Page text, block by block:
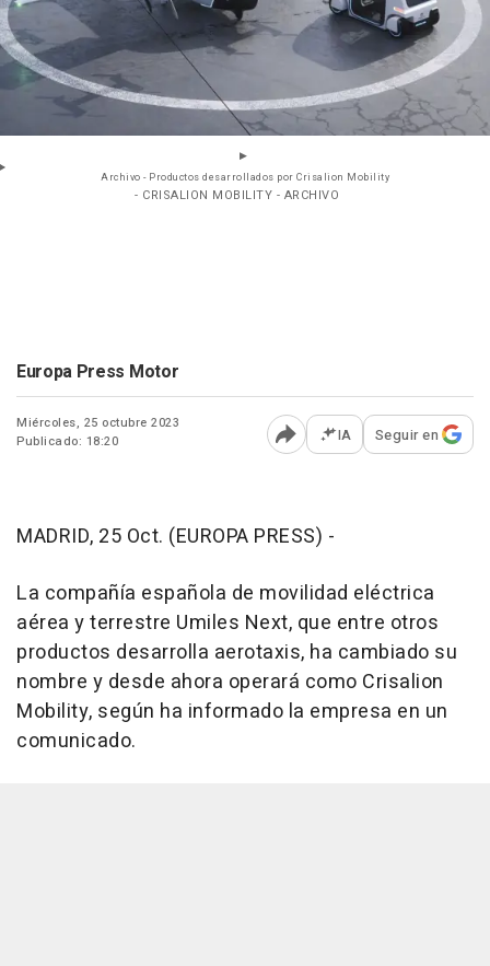
Archivo - Productos desarrollados por Crisalion Mobility
- CRISALION MOBILITY - ARCHIVO
Europa Press Motor
Miércoles, 25 octubre 2023
Publicado: 18:20
Abrir opciones para
IA Seguir en
MADRID, 25 Oct. (EUROPA PRESS) -
La compañía española de movilidad eléctrica
aérea y terrestre Umiles Next, que entre otros
productos desarrolla aerotaxis, ha cambiado su
nombre y desde ahora operará como Crisalion
Mobility, según ha informado la empresa en un
comunicado.